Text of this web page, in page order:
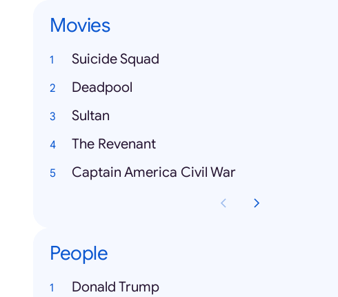
Movies
Suicide Squad
Deadpool
Sultan
The Revenant
Captain America Civil War
People
Donald Trump